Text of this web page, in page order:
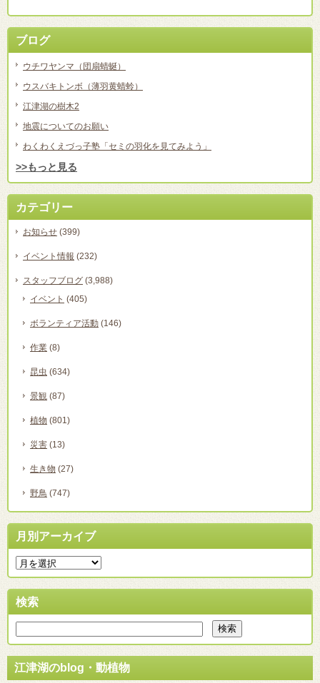
ブログ
ウチワヤンマ（団扇蜻蜒）
ウスバキトンボ（薄羽黄蜻蛉）
江津湖の樹木2
地震についてのお願い
わくわくえづっ子塾「セミの羽化を見てみよう」
>>もっと見る
カテゴリー
お知らせ (399)
イベント情報 (232)
スタッフブログ (3,988)
イベント (405)
ボランティア活動 (146)
作業 (8)
昆虫 (634)
景観 (87)
植物 (801)
災害 (13)
生き物 (27)
野鳥 (747)
月別アーカイブ
検索
江津湖のblog・動植物